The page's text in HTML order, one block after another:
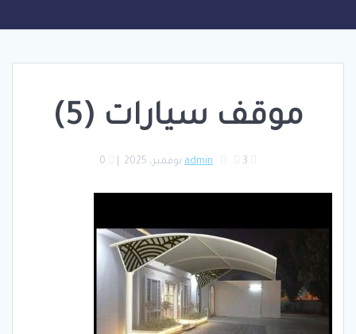
موقف سيارات (5)
admin 3 نوفمبر، 2025 0